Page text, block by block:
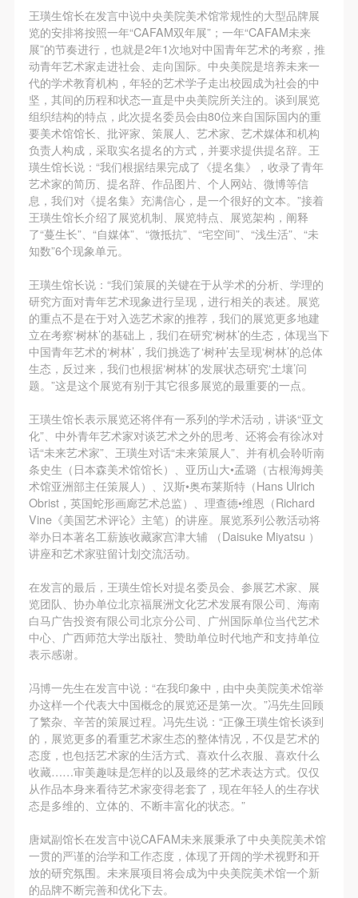
王璜生馆长在发言中说中央美院美术馆常规性的大型品牌展
览的安排将按照一年“CAFAM双年展”；一年“CAFAM未来
展”的节奏进行，也就是2年1次地对中国青年艺术的考察，推
动青年艺术家走进社会、走向国际。中央美院是培养未来一
代的学术教育机构，年轻的艺术学子走出校园成为社会的中
坚，其间的历程和状态一直是中央美院所关注的。谈到展览
组织结构的特点，此次提名委员会由80位来自国际国内的重
要美术馆馆长、批评家、策展人、艺术家、艺术媒体和机构
负责人构成，采取实名提名的方式，并要求提供提名辞。王
璜生馆长说：“我们根据结果完成了《提名集》，收录了青年
艺术家的简历、提名辞、作品图片、个人网站、微博等信
息，我们对《提名集》充满信心，是一个很好的文本。”接着
王璜生馆长介绍了展览机制、展览特点、展览架构，阐释
了“蔓生长”、“自媒体”、“微抵抗”、“宅空间”、“浅生活”、“未
知数”6个现象单元。
王璜生馆长说：“我们策展的关键在于从学术的分析、学理的
研究方面对青年艺术现象进行呈现，进行相关的表述。展览
的重点不是在于对入选艺术家的推荐，我们的展览更多地建
立在考察‘树林’的基础上，我们在研究‘树林’的生态，体现当下
中国青年艺术的‘树林’，我们挑选了‘树种’去呈现‘树林’的总体
生态，反过来，我们也根据‘树林’的发展状态研究‘土壤’问
题。”这是这个展览有别于其它很多展览的最重要的一点。
王璜生馆长表示展览还将伴有一系列的学术活动，讲谈“亚文
化”、中外青年艺术家对谈艺术之外的思考、还将会有徐冰对
话“未来艺术家”、王璜生对话“未来策展人”、并有机会聆听南
条史生（日本森美术馆馆长）、亚历山大•孟璐（古根海姆美
术馆亚洲部主任策展人）、汉斯•奥布莱斯特（Hans Ulrich
Obrist，英国蛇形画廊艺术总监）、理查德•维恩（Richard
Vine《美国艺术评论》主笔）的讲座。展览系列公教活动将
举办日本著名工薪族收藏家宫津大辅 （Daisuke Miyatsu ）
讲座和艺术家驻留计划交流活动。
在发言的最后，王璜生馆长对提名委员会、参展艺术家、展
览团队、协办单位北京福展洲文化艺术发展有限公司、海南
白马广告投资有限公司北京分公司、广州国际单位当代艺术
中心、广西师范大学出版社、赞助单位时代地产和支持单位
表示感谢。
冯博一先生在发言中说：“在我印象中，由中央美院美术馆举
办这样一个代表大中国概念的展览还是第一次。”冯先生回顾
了繁杂、辛苦的策展过程。冯先生说：“正像王璜生馆长谈到
的，展览更多的看重艺术家生态的整体情况，不仅是艺术的
态度，也包括艺术家的生活方式、喜欢什么衣服、喜欢什么
收藏……审美趣味是怎样的以及最终的艺术表达方式。仅仅
从作品本身来看待艺术家变得老套了，现在年轻人的生存状
态是多维的、立体的、不断丰富化的状态。”
唐斌副馆长在发言中说CAFAM未来展秉承了中央美院美术馆
一贯的严谨的治学和工作态度，体现了开阔的学术视野和开
放的研究氛围。未来展项目将会成为中央美院美术馆一个新
的品牌不断完善和优化下去。
能力的人，18周岁以上）未成年人必须在成年人的陪
同下参观。
第四条
参加活动者在此次活动期间的人身安全责任自负。鼓
励参加者自行购买人身安全保险。活动中一旦出现事
故，活动中任何非事故当事人及美术馆将不承担人身
事故的任何责任，但有互相援助的义务。参加活动的
成员应当积极主动的组织实施救援工作，但对事故本
身不承担任何法律责任和经济责任。参加本次活动者
的人身安全不负有民事及相关连带责任。
第五条
参加活动者在此次活动期间应主动遵守美术馆活动秩
序、维护美术馆场地及展示、展览、馆藏艺术作品及
衍生品的安全。活动中一旦因个人原因造成美术馆场
地、空间、艺术品、衍生品等受到不同程度的损失、
破坏。活动中任何非事故当事人及美术馆将不承担相
应的责任与损失，应由参与活动者根据相应的法律条
文、组织规定进行协商和赔偿。并追究相应的法律责
任和经济责任。
第六条
参与活动者在参与活动时应当在美术馆工作人员及活
动导师、教师指导下进行，并正确的使用活动中所涉
及到的绘画工具、创作材料及配套设备、设施，若参
与者因个人原因在使用相应绘画工具、创作材料及配
套设备、设施造成个人受伤、伤害他人及造成相应工
当承当相应的全部责任，并主动赔偿相应的经济损
失。活动中任何非事故当事人及美术馆将不承担人身
事故的任何责任。
中央美术学院美术馆肖像权许可使用协议
根据《中华人民共和国广告法》、《中华人民共和国
民法通则》以及 最高人民法院关于贯彻执行 《中华
人民共和国民法通则》若干问题的意见（试行）>的
有关规定，为明确肖像许可方（甲方）和使用方（乙
方）的权利义务关系，经双方友好协商，甲乙双方就
带有甲方肖像的作品的使用达成如下一致协议：
一、 一般约定
（1）、甲方为本协议中的肖像权人，自愿将自己的
肖像权许可乙方作符合本协议约定和法律规定的用
途。
能力的人，18周岁以上）未成年人必须在成年人的陪
同下参观。
第四条
参加活动者在此次活动期间的人身安全责任自负。鼓
励参加者自行购买人身安全保险。活动中一旦出现事
故，活动中任何非事故当事人及美术馆将不承担人身
事故的任何责任，但有互相援助的义务。参加活动的
成员应当积极主动的组织实施救援工作，但对事故本
身不承担任何法律责任和经济责任。参加本次活动者
的人身安全不负有民事及相关连带责任。
第五条
参加活动者在此次活动期间应主动遵守美术馆活动秩
序、维护美术馆场地及展示、展览、馆藏艺术作品及
衍生品的安全。活动中一旦因个人原因造成美术馆场
地、空间、艺术品、衍生品等受到不同程度的损失、
破坏。活动中任何非事故当事人及美术馆将不承担相
应的责任与损失，应由参与活动者根据相应的法律条
文、组织规定进行协商和赔偿。并追究相应的法律责
任和经济责任。
第六条
参与活动者在参与活动时应当在美术馆工作人员及活
动导师、教师指导下进行，并正确的使用活动中所涉
及到的绘画工具、创作材料及配套设备、设施，若参
与者因个人原因在使用相应绘画工具、创作材料及配
套设备、设施造成个人受伤、伤害他人及造成相应工
当承当相应的全部责任，并主动赔偿相应的经济损
失。活动中任何非事故当事人及美术馆将不承担人身
事故的任何责任。
中央美术学院美术馆肖像权许可使用协议
根据《中华人民共和国广告法》、《中华人民共和国
民法通则》以及 最高人民法院关于贯彻执行 《中华
人民共和国民法通则》若干问题的意见（试行）>的
有关规定，为明确肖像许可方（甲方）和使用方（乙
方）的权利义务关系，经双方友好协商，甲乙双方就
带有甲方肖像的作品的使用达成如下一致协议：
一、 一般约定
（1）、甲方为本协议中的肖像权人，自愿将自己的
肖像权许可乙方作符合本协议约定和法律规定的用
途。
能力的人，18周岁以上）未成年人必须在成年人的陪
同下参观。
第四条
参加活动者在此次活动期间的人身安全责任自负。鼓
励参加者自行购买人身安全保险。活动中一旦出现事
故，活动中任何非事故当事人及美术馆将不承担人身
事故的任何责任，但有互相援助的义务。参加活动的
成员应当积极主动的组织实施救援工作，但对事故本
身不承担任何法律责任和经济责任。参加本次活动者
的人身安全不负有民事及相关连带责任。
第五条
参加活动者在此次活动期间应主动遵守美术馆活动秩
序、维护美术馆场地及展示、展览、馆藏艺术作品及
衍生品的安全。活动中一旦因个人原因造成美术馆场
地、空间、艺术品、衍生品等受到不同程度的损失、
破坏。活动中任何非事故当事人及美术馆将不承担相
应的责任与损失，应由参与活动者根据相应的法律条
文、组织规定进行协商和赔偿。并追究相应的法律责
任和经济责任。
第六条
参与活动者在参与活动时应当在美术馆工作人员及活
动导师、教师指导下进行，并正确的使用活动中所涉
及到的绘画工具、创作材料及配套设备、设施，若参
与者因个人原因在使用相应绘画工具、创作材料及配
套设备、设施造成个人受伤、伤害他人及造成相应工
当承当相应的全部责任，并主动赔偿相应的经济损
失。活动中任何非事故当事人及美术馆将不承担人身
事故的任何责任。
中央美术学院美术馆肖像权许可使用协议
根据《中华人民共和国广告法》、《中华人民共和国
民法通则》以及 最高人民法院关于贯彻执行 《中华
人民共和国民法通则》若干问题的意见（试行）>的
有关规定，为明确肖像许可方（甲方）和使用方（乙
方）的权利义务关系，经双方友好协商，甲乙双方就
带有甲方肖像的作品的使用达成如下一致协议：
一、 一般约定
（1）、甲方为本协议中的肖像权人，自愿将自己的
肖像权许可乙方作符合本协议约定和法律规定的用
途。
快捷登录 帐号密码登录
手机号码
手机号码将作为您的登录账号